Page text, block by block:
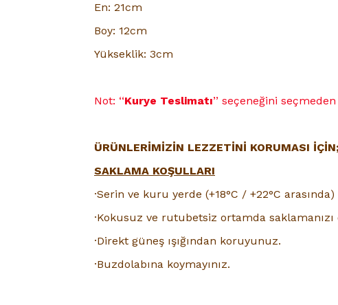
En: 21cm
Boy: 12cm
Yükseklik: 3cm
Not: ‘‘Kurye Teslimatı’’ seçeneğini
ÜRÜNLERİMİZİN LEZZETİNİ KORUMASI İÇİN;
SAKLAMA KOŞULLARI
·Serin ve kuru yerde (+18°C / +22°C arasında)
·Kokusuz ve rutubetsiz ortamda saklamanızı
·Direkt güneş ışığından koruyunuz.
·Buzdolabına koymayınız.